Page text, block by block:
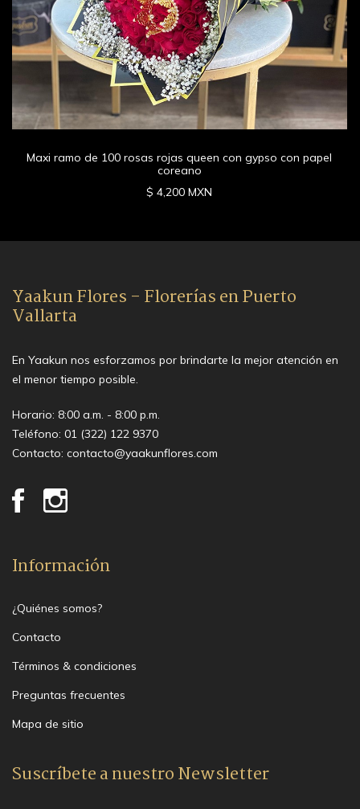
Maxi ramo de 100 rosas rojas queen con gypso con papel
coreano
$ 4,200 MXN
Yaakun Flores - Florerías en Puerto
Vallarta
En Yaakun nos esforzamos por brindarte la mejor atención en
el menor tiempo posible.
Horario: 8:00 a.m. - 8:00 p.m.
Teléfono: 01 (322) 122 9370
Contacto: contacto@yaakunflores.com
Información
¿Quiénes somos?
Contacto
Términos & condiciones
Preguntas frecuentes
Mapa de sitio
Suscríbete a nuestro Newsletter